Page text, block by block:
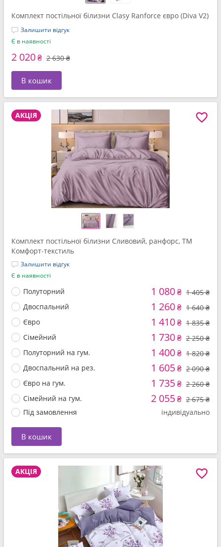
Комплект постільної білизни Clasy Ranforce євро (Diva V2)
Залишити відгук
Є в наявності
2 020₴ 2 630 ₴
В кошик
АКЦІЯ
Комплект постільної білизни Сливовий, ранфорс, ТМ
Комфорт-текстиль
Залишити відгук
Є в наявності
Полуторний 1 080₴ 1 405 ₴
Двоспальний
1 260₴ 1 640 ₴
Євро
1 410₴ 1 835 ₴
Сімейний
1 730₴ 2 250 ₴
Полуторний на гум.
1 400₴ 1 820 ₴
Двоспальний на рез.
1 605₴ 2 090 ₴
Євро на гум.
1 735₴ 2 260 ₴
Сімейний на гум.
2 055₴ 2 675 ₴
Під замовлення
індивідуально
В кошик
АКЦІЯ